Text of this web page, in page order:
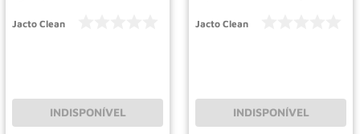
Jacto Clean
INDISPONÍVEL
Jacto Clean
INDISPONÍVEL